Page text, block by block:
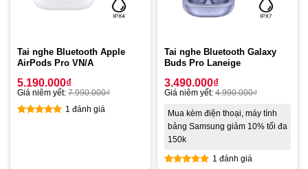
Tai nghe Bluetooth Apple
AirPods Pro VN/A
5.190.000₫
Giá niêm yết: 7.990.000₫
1 đánh giá
Tai nghe Bluetooth Galaxy
Buds Pro Laneige
3.490.000₫
Giá niêm yết: 4.990.000₫
Mua kèm điện thoại, máy tính
bảng Samsung giảm 10% tối đa
150k
1 đánh giá